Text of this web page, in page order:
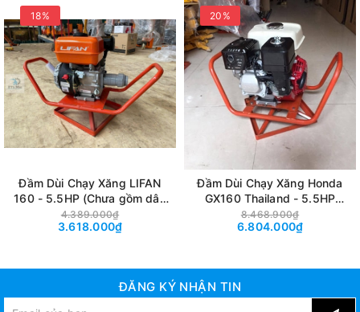
18%
Đầm Dùi Chạy Xăng LIFAN
160 - 5.5HP (Chưa gồm dây
dầm)
4.389.000₫
3.618.000₫
20%
Đầm Dùi Chạy Xăng Honda
GX160 Thailand - 5.5HP
(Chưa gồm dây dầm)
8.468.900₫
6.804.000₫
ĐĂNG KÝ NHẬN TIN